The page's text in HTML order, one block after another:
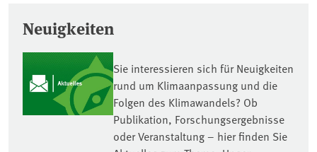
Covers
Neuigkeiten
Sie interessieren sich für Neuigkeiten
rund um Klimaanpassung und die
Folgen des Klimawandels? Ob
Publikation, Forschungsergebnisse
oder Veranstaltung – hier finden Sie